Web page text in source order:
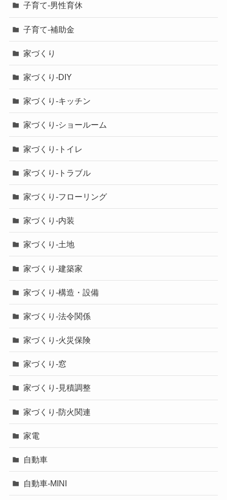
子育て-男性育休
子育て-補助金
家づくり
家づくり-DIY
家づくり-キッチン
家づくり-ショールーム
家づくり-トイレ
家づくり-トラブル
家づくり-フローリング
家づくり-内装
家づくり-土地
家づくり-建築家
家づくり-構造・設備
家づくり-法令関係
家づくり-火災保険
家づくり-窓
家づくり-見積調整
家づくり-防火関連
家電
自動車
自動車-MINI